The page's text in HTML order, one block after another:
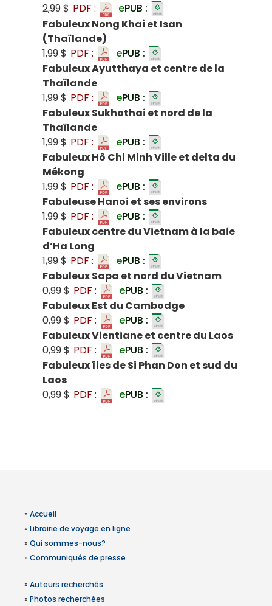
2,99 $ PDF : ePUB :
Fabuleux Nong Khai et Isan
(Thaïlande)
1,99 $ PDF : ePUB :
Fabuleux Ayutthaya et centre de la
Thaïlande
1,99 $ PDF : ePUB :
Fabuleux Sukhothai et nord de la
Thaïlande
1,99 $ PDF : ePUB :
Fabuleux Hô Chi Minh Ville et delta du
Mékong
1,99 $ PDF : ePUB :
Fabuleuse Hanoi et ses environs
1,99 $ PDF : ePUB :
Fabuleux centre du Vietnam à la baie
d’Ha Long
1,99 $ PDF : ePUB :
Fabuleux Sapa et nord du Vietnam
0,99 $ PDF : ePUB :
Fabuleux Est du Cambodge
0,99 $ PDF : ePUB :
Fabuleux Vientiane et centre du Laos
0,99 $ PDF : ePUB :
Fabuleux îles de Si Phan Don et sud du
Laos
0,99 $ PDF : ePUB :
» Accueil
» Librairie de voyage en ligne
» Qui sommes-nous?
» Communiqués de presse
» Auteurs recherchés
» Photos recherchées